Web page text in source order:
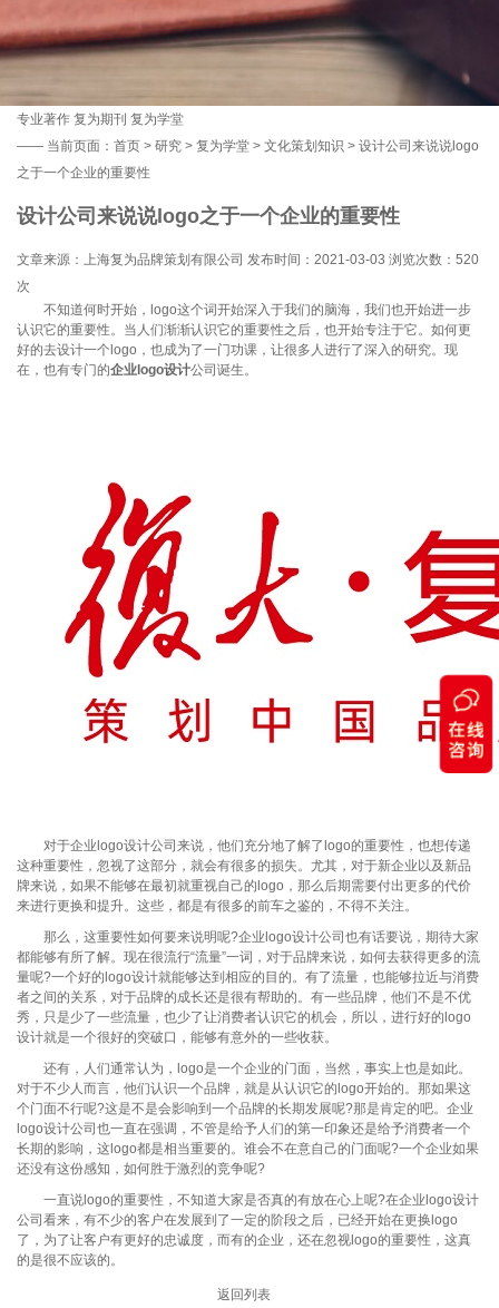
专业著作 复为期刊 复为学堂
—— 当前页面： 首页 > 研究 > 复为学堂 > 文化策划知识 > 设计公司来说说logo
之于一个企业的重要性
设计公司来说说logo之于一个企业的重要性
文章来源：上海复为品牌策划有限公司 发布时间：2021-03-03 浏览次数： 520
次
不知道何时开始，logo这个词开始深入于我们的脑海，我们也开始进一步
认识它的重要性。当人们渐渐认识它的重要性之后，也开始专注于它。如何更
好的去设计一个logo，也成为了一门功课，让很多人进行了深入的研究。现
在，也有专门的企业logo设计公司诞生。
对于企业logo设计公司来说，他们充分地了解了logo的重要性，也想传递
这种重要性，忽视了这部分，就会有很多的损失。尤其，对于新企业以及新品
牌来说，如果不能够在最初就重视自己的logo，那么后期需要付出更多的代价
来进行更换和提升。这些，都是有很多的前车之鉴的，不得不关注。
那么，这重要性如何要来说明呢?企业logo设计公司也有话要说，期待大家
都能够有所了解。现在很流行“流量”一词，对于品牌来说，如何去获得更多的流
量呢?一个好的logo设计就能够达到相应的目的。有了流量，也能够拉近与消费
者之间的关系，对于品牌的成长还是很有帮助的。有一些品牌，他们不是不优
秀，只是少了一些流量，也少了让消费者认识它的机会，所以，进行好的logo
设计就是一个很好的突破口，能够有意外的一些收获。
还有，人们通常认为，logo是一个企业的门面，当然，事实上也是如此。
对于不少人而言，他们认识一个品牌，就是从认识它的logo开始的。那如果这
个门面不行呢?这是不是会影响到一个品牌的长期发展呢?那是肯定的吧。企业
logo设计公司也一直在强调，不管是给予人们的第一印象还是给予消费者一个
长期的影响，这logo都是相当重要的。谁会不在意自己的门面呢?一个企业如果
还没有这份感知，如何胜于激烈的竞争呢?
一直说logo的重要性，不知道大家是否真的有放在心上呢?在企业logo设计
公司看来，有不少的客户在发展到了一定的阶段之后，已经开始在更换logo
了，为了让客户有更好的忠诚度，而有的企业，还在忽视logo的重要性，这真
的是很不应该的。
返回列表